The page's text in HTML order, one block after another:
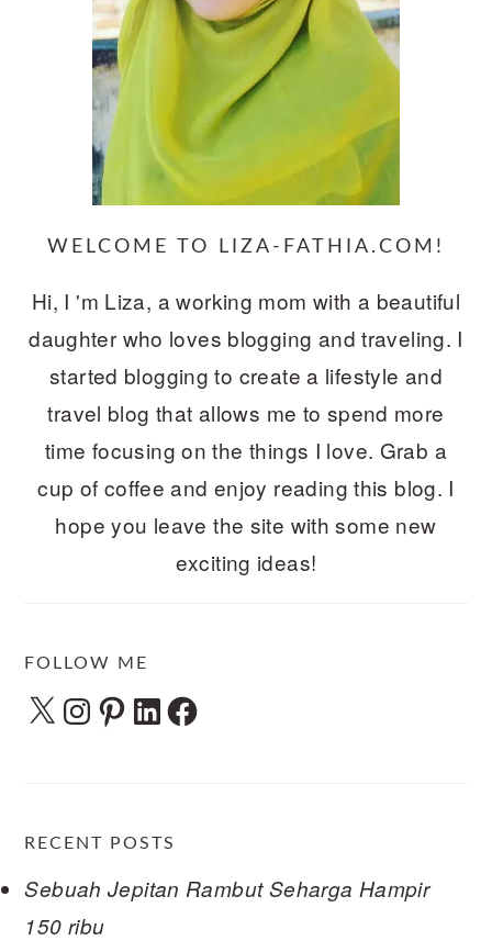
WELCOME TO LIZA-FATHIA.COM!
Hi, I 'm Liza, a working mom with a beautiful
daughter who loves blogging and traveling. I
started blogging to create a lifestyle and
travel blog that allows me to spend more
time focusing on the things I love. Grab a
cup of coffee and enjoy reading this blog. I
hope you leave the site with some new
exciting ideas!
FOLLOW ME
X Instagram
Pinterest
LinkedInFacebook
RECENT POSTS
Sebuah Jepitan Rambut Seharga Hampir
150 ribu